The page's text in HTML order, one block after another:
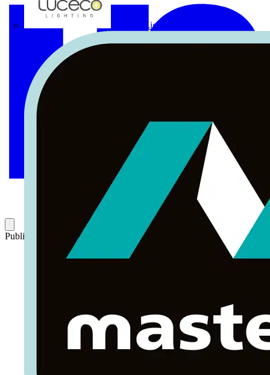
Luceco Lighting
Publicado: 20 de julio de 2017 Categoría: Artículos técnicos